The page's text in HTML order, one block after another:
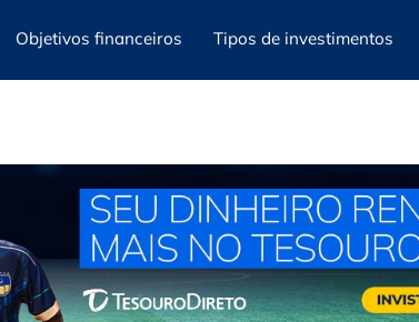
Objetivos financeiros Tipos de investimentos